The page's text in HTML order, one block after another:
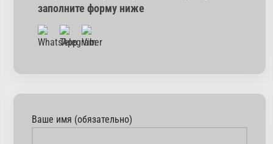
заполните форму ниже
Ваше имя (обязательно)